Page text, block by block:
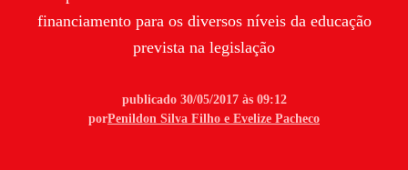
financiamento para os diversos níveis da educação
prevista na legislação
publicado 30/05/2017 às 09:12
porPenildon Silva Filho e Evelize Pacheco